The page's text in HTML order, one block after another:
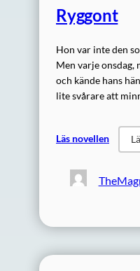
Ryggont
Hon var inte den
Men varje onsdag,
och kände hans
lite svårare att
Läs novellen